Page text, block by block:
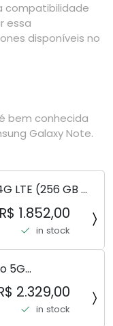
compatibilidade
essa
disponíveis no
bem conhecida
Galaxy Note.
LTE (256 GB +
Tello e) +
rápido)
R$ 1.852,00
in stock
5G
2.329,00
in stock